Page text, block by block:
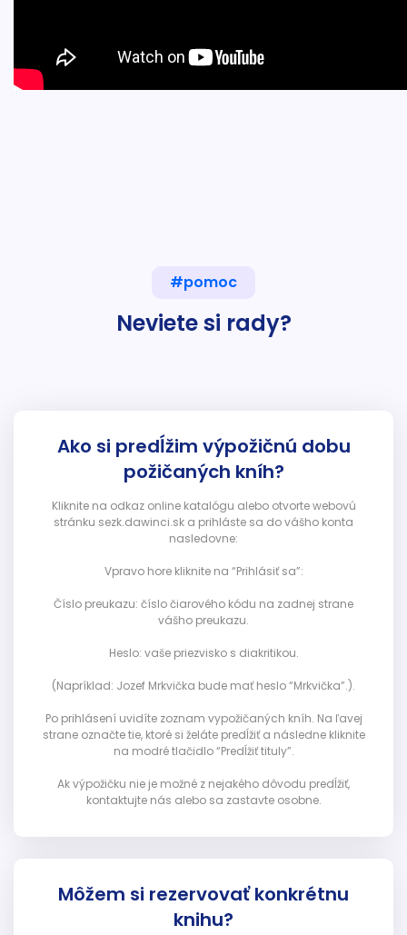
#pomoc
Neviete si rady?
Ako si predĺžim výpožičnú dobu
požičaných kníh?
Kliknite na odkaz online katalógu alebo otvorte webovú
stránku sezk.dawinci.sk a prihláste sa do vášho konta
nasledovne:
Vpravo hore kliknite na “Prihlásiť sa”:
Číslo preukazu: číslo čiarového kódu na zadnej strane
vášho preukazu.
Heslo: vaše priezvisko s diakritikou.
(Napríklad: Jozef Mrkvička bude mať heslo “Mrkvička”.).
Po prihlásení uvidíte zoznam vypožičaných kníh. Na ľavej
strane označte tie, ktoré si želáte predĺžiť a následne kliknite
na modré tlačidlo “Predĺžiť tituly”.
Ak výpožičku nie je možné z nejakého dôvodu predĺžiť,
kontaktujte nás alebo sa zastavte osobne.
Môžem si rezervovať konkrétnu
knihu?